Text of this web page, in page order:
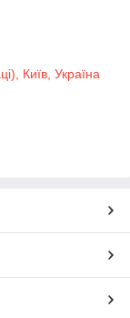
Київ, Україна